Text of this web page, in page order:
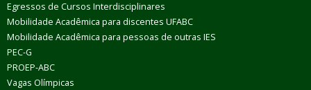
Egressos de Cursos Interdisciplinares
Mobilidade Acadêmica para discentes UFABC
Mobilidade Acadêmica para pessoas de outras IES
PEC-G
PROEP-ABC
Vagas Olímpicas